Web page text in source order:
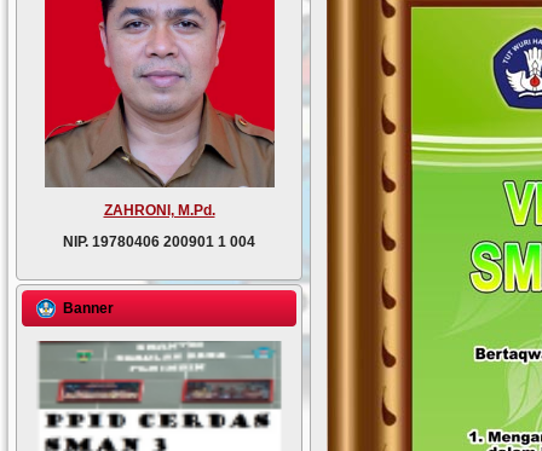
ZAHRONI, M.Pd.
NIP. 19780406 200901 1 004
Banner